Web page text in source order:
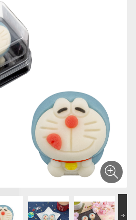
プリキュアシリーズ
ガンダムシリーズ アンパンマン
ーズ
にふぉるめーしょん
＆スクエアシール
ポケモンスケールワ
ールド